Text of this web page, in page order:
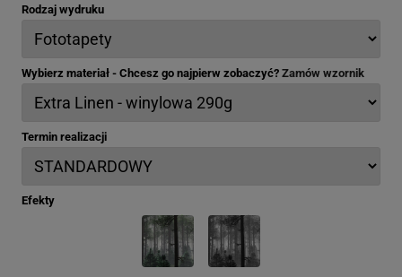
Rodzaj wydruku
Wybierz materiał - Chcesz go najpierw zobaczyć? Zamów wzornik
Termin realizacji
Efekty